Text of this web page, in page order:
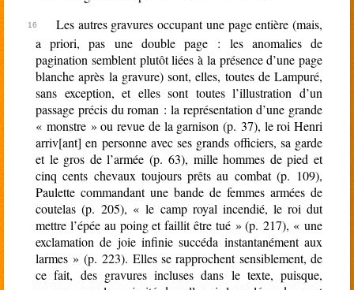
Les autres gravures occupant une page entière (mais,
a priori, pas une double page : les anomalies de
pagination semblent plutôt liées à la présence d’une page
blanche après la gravure) sont, elles, toutes de Lampuré,
sans exception, et elles sont toutes l’illustration d’un
passage précis du roman : la représentation d’une grande
« monstre » ou revue de la garnison (p. 37), le roi Henri
arriv[ant] en personne avec ses grands officiers, sa garde
et le gros de l’armée (p. 63), mille hommes de pied et
cinq cents chevaux toujours prêts au combat (p. 109),
Paulette commandant une bande de femmes armées de
coutelas (p. 205), « le camp royal incendié, le roi dut
mettre l’épée au poing et faillit être tué » (p. 217), « une
exclamation de joie infinie succéda instantanément aux
larmes » (p. 223). Elles se rapprochent sensiblement, de
ce fait, des gravures incluses dans le texte, puisque,